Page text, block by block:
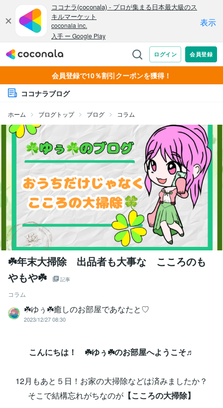
会員登録で10％割引クーポンを獲得！
ココナラブログ
ホーム ブログトップ ブログ コラム
☘️年末大掃除 出品者も大事な こころのも
やもや☘️
記事
コラム
‪☘️ゆぅ☘️癒しのお部屋であなたと♡
2023/12/27 08:30
こんにちは！ ☘️ゆぅ☘️のお部屋へようこそ♬
12月もあと５日！お家の大掃除などは済みましたか？
そこで結構忘れがちなのが 【こころの大掃除】